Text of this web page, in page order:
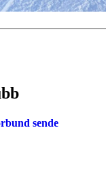
sende